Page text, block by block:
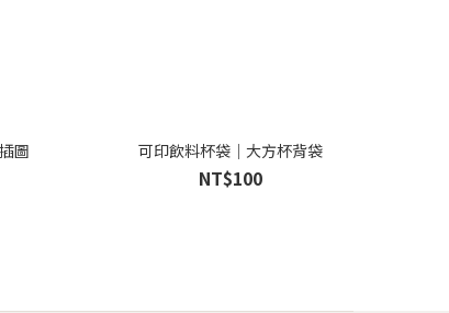
圖 可印飲料杯袋｜大方杯背袋
NT$100